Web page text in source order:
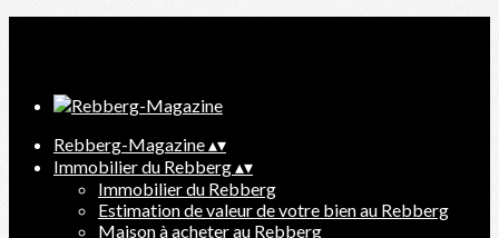
Rebberg-Magazine▴▾
Immobilier du Rebberg▴▾
Immobilier du Rebberg
Estimation de valeur de votre bien au Rebberg
Maison à acheter au Rebberg